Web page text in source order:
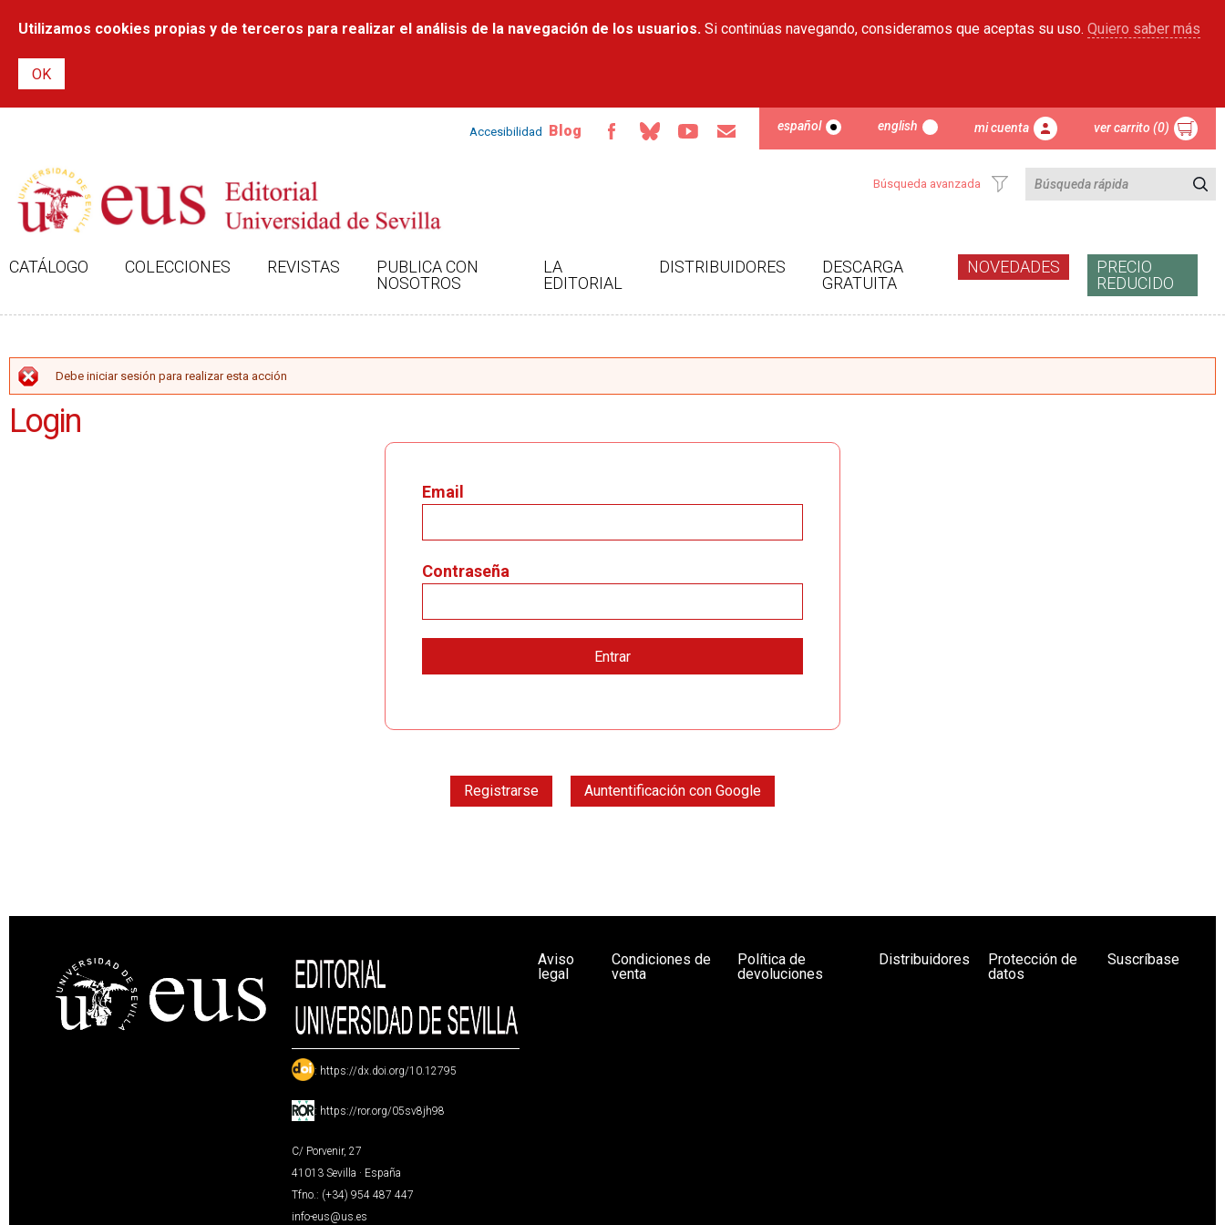
contenido
Utilizamos cookies propias y de terceros para realizar el análisis de la navegación de los usuarios. Si continúas navegando, consideramos que aceptas su uso. Quiero saber más
Accesibilidad Blog español english mi cuenta ver carrito (0)
Búsqueda avanzada
CATÁLOGO COLECCIONES REVISTAS
PUBLICA CON
NOSOTROS
LA
EDITORIAL
DISTRIBUIDORES
DESCARGA
GRATUITA
NOVEDADES
PRECIO
REDUCIDO
MENSAJE DE ERROR
Debe iniciar sesión para realizar esta acción
Login
Email
Contraseña
Registrarse Auntentificación con Google
: https://dx.doi.org/10.12795
: https://ror.org/05sv8jh98
C/ Porvenir, 27
41013 Sevilla · España
Tfno.: (+34) 954 487 447
info-eus@us.es
Aviso
legal
Condiciones de
venta
Política de
devoluciones
Distribuidores
Protección de
datos
Suscríbase